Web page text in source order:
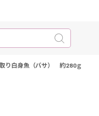
取り白身魚（バサ） 約280ｇ